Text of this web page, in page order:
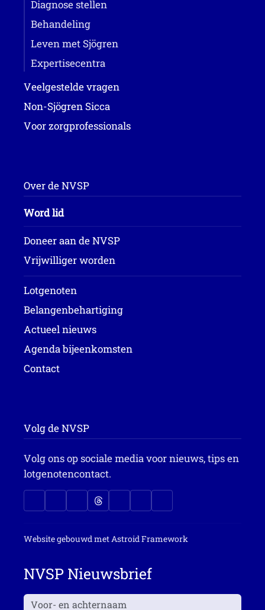
Diagnose stellen
Behandeling
Leven met Sjögren
Expertisecentra
Veelgestelde vragen
Non-Sjögren Sicca
Voor zorgprofessionals
Over de NVSP
Word lid
Doneer aan de NVSP
Vrijwilliger worden
Lotgenoten
Belangenbehartiging
Actueel nieuws
Agenda bijeenkomsten
Contact
Volg de NVSP
Volg ons op sociale media voor nieuws, tips en
lotgenotencontact.
Website gebouwd metAstroid Framework
NVSP Nieuwsbrief